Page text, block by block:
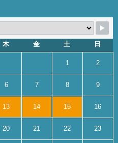
木 金 土 日
1 2
6 7 8 9
13 14 15 16
20 21 22 23